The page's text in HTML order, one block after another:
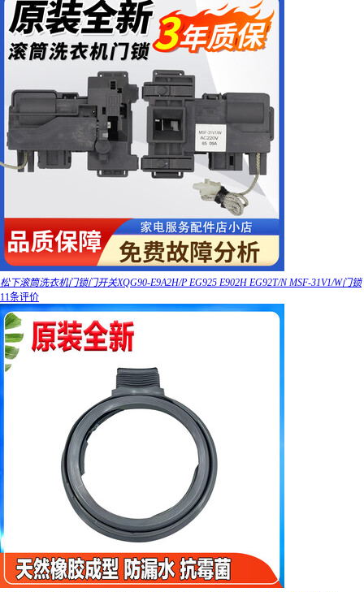
松下滚筒洗衣机门锁门开关XQG90-E9A2H/P EG925 E902H EG92T/N MSF-31V1/W门锁
11条评价